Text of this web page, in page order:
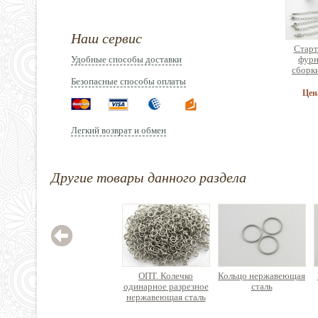
Наш сервис
Удобные способы доставки
Безопасные способы оплаты
Легкий возврат и обмен
Другие товары данного раздела
ОПТ. Колечко
одинарное разрезное
нержавеющая сталь
Кольцо нержавеющая
сталь